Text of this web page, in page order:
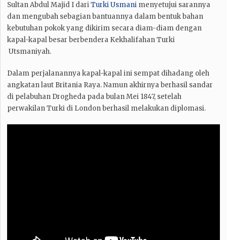
Sultan Abdul Majid I dariTurki Usmani menyetujui sarannya
dan mengubah sebagian bantuannya dalam bentuk bahan
kebutuhan pokok yang dikirim secara diam-diam dengan
kapal-kapal besar berbendera Kekhalifahan Turki
Utsmaniyah.
Dalam perjalanannya kapal-kapal ini sempat dihadang oleh
angkatan laut Britania Raya. Namun akhirnya berhasil sandar
di pelabuhan Drogheda pada bulan Mei 1847, setelah
perwakilan Turki di London berhasil melakukan diplomasi.